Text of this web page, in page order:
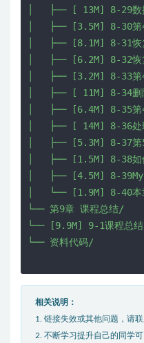
│   ├── [ 13M] 8-29数
│   ├── [3.5M] 8-30第
│   ├── [8.1M] 8-31恢
│   ├── [6.2M] 8-32恢
│   ├── [3.2M] 8-33第
│   ├── [ 11M] 8-34删
│   ├── [6.4M] 8-35第
│   ├── [ 14M] 8-36处
│   ├── [5.3M] 8-37第
│   ├── [1.5M] 8-38如
│   ├── [4.5M] 8-
│   └── [1.9M] 8-40本
└── 第9章 课程总结/
└── [9.9M] 9-1课程总结
└── 资料代码/
相关说明：
1. 链接失效或其他问题，请
2. 不断学习提升自己的同学